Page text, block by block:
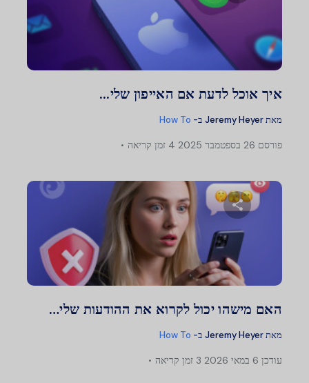
שתף מאמר זה
איך אוכל לדעת אם האייפון שלי...
מאתJeremy Heyer ב- How To
פורסם 4 זמן קריאה
שתף מאמר זה
האם מישהו יכול לקרוא את ההודעות שלי…
מאתJeremy Heyer ב- How To
עודכן 3 זמן קריאה